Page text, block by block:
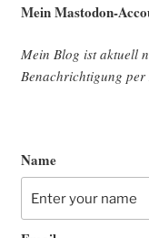
Mein Mast­o­don-
Mein Blog ist aktu­ell
Benach­rich­ti­gung
Name